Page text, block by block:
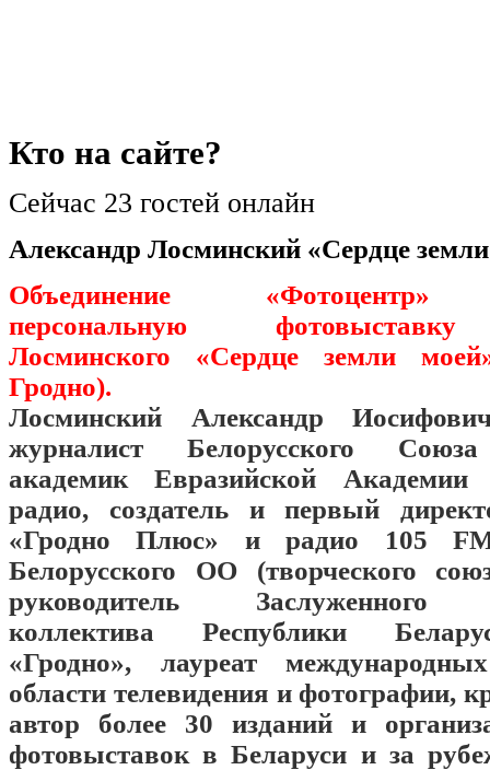
Кто на сайте?
Сейчас 23 гостей онлайн
Александр Лосминский «Сердце
Объединение «Фотоцентр»
персональную
Лосминского «Сердце земли
Гродно).
Лосминский Александр
журналист Белорусского
академик Евразийской Академии
радио, создатель и первый
«Гродно Плюс» и радио 105
Белорусского ОО (творческого
руководитель Заслуженного
коллектива Республики
«Гродно», лауреат
области телевидения и фотографии,
автор более 30 изданий и
фотовыставок в Беларуси и за